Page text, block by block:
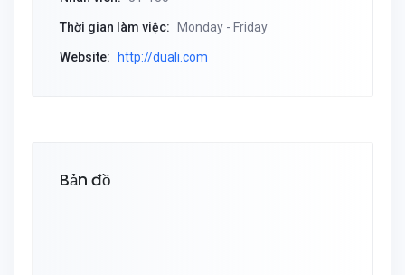
Thời gian làm việc: Monday - Friday
Website: http://duali.com
Bản đồ